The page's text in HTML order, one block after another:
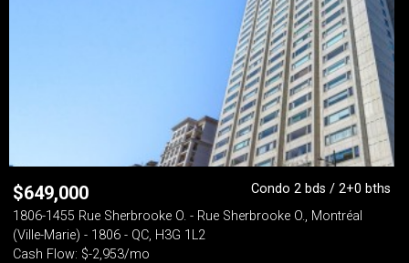
$649,000
Condo 2 bds / 2+0 bths
1806-1455 Rue Sherbrooke O. - Rue Sherbrooke O., Montréal
(Ville-Marie) - 1806 - QC, H3G 1L2
Cash Flow: $-2,953/mo